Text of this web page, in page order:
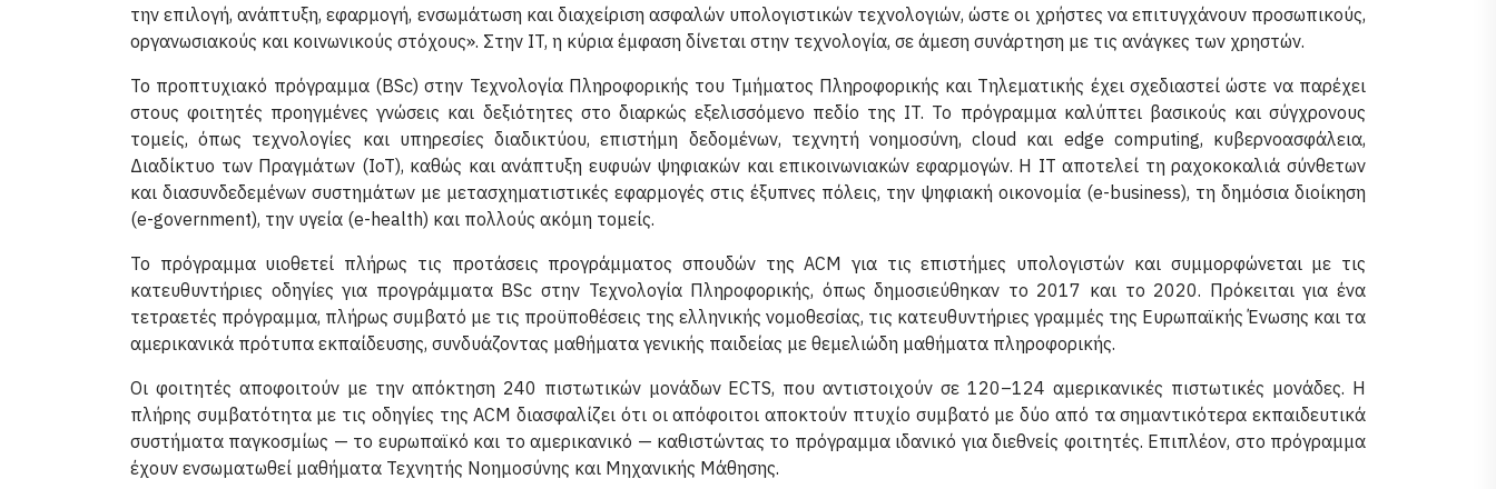
την επιλογή, ανάπτυξη, εφαρμογή, ενσωμάτωση και διαχείριση ασφαλών υπολογιστικών τεχνολογιών, ώστε οι χρήστες να επιτυγχάνουν προσωπικούς,
οργανωσιακούς και κοινωνικούς στόχους». Στην IT, η κύρια έμφαση δίνεται στην τεχνολογία, σε άμεση συνάρτηση με τις ανάγκες των χρηστών.
Το προπτυχιακό πρόγραμμα (BSc) στην Τεχνολογία Πληροφορικής του Τμήματος Πληροφορικής και Τηλεματικής έχει σχεδιαστεί ώστε να παρέχει
στους φοιτητές προηγμένες γνώσεις και δεξιότητες στο διαρκώς εξελισσόμενο πεδίο της IT. Το πρόγραμμα καλύπτει βασικούς και σύγχρονους
τομείς, όπως τεχνολογίες και υπηρεσίες διαδικτύου, επιστήμη δεδομένων, τεχνητή νοημοσύνη, cloud και edge computing, κυβερνοασφάλεια,
Διαδίκτυο των Πραγμάτων (IoT), καθώς και ανάπτυξη ευφυών ψηφιακών και επικοινωνιακών εφαρμογών. Η IT αποτελεί τη ραχοκοκαλιά σύνθετων
και διασυνδεδεμένων συστημάτων με μετασχηματιστικές εφαρμογές στις έξυπνες πόλεις, την ψηφιακή οικονομία (e-business), τη δημόσια διοίκηση
(e-government), την υγεία (e-health) και πολλούς ακόμη τομείς.
Το πρόγραμμα υιοθετεί πλήρως τις προτάσεις προγράμματος σπουδών της ACM για τις επιστήμες υπολογιστών και συμμορφώνεται με τις
κατευθυντήριες οδηγίες για προγράμματα BSc στην Τεχνολογία Πληροφορικής, όπως δημοσιεύθηκαν το 2017 και το 2020. Πρόκειται για ένα
τετραετές πρόγραμμα, πλήρως συμβατό με τις προϋποθέσεις της ελληνικής νομοθεσίας, τις κατευθυντήριες γραμμές της Ευρωπαϊκής Ένωσης και τα
αμερικανικά πρότυπα εκπαίδευσης, συνδυάζοντας μαθήματα γενικής παιδείας με θεμελιώδη μαθήματα πληροφορικής.
Οι φοιτητές αποφοιτούν με την απόκτηση 240 πιστωτικών μονάδων ECTS, που αντιστοιχούν σε 120–124 αμερικανικές πιστωτικές μονάδες. Η
πλήρης συμβατότητα με τις οδηγίες της ACM διασφαλίζει ότι οι απόφοιτοι αποκτούν πτυχίο συμβατό με δύο από τα σημαντικότερα εκπαιδευτικά
συστήματα παγκοσμίως — το ευρωπαϊκό και το αμερικανικό — καθιστώντας το πρόγραμμα ιδανικό για διεθνείς φοιτητές. Επιπλέον, στο πρόγραμμα
έχουν ενσωματωθεί μαθήματα Τεχνητής Νοημοσύνης και Μηχανικής Μάθησης.